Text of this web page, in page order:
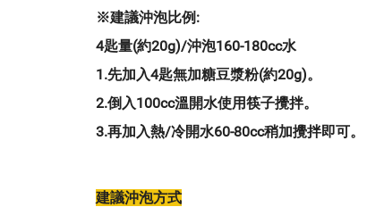
※建議沖泡比例:
4匙量(約20g)/沖泡160-180cc水
1.先加入4匙無加糖豆漿粉(約20g)。
2.倒入100cc溫開水使用筷子攪拌。
3.再加入熱/冷開水60-80cc稍加攪拌即可。
建議沖泡方式